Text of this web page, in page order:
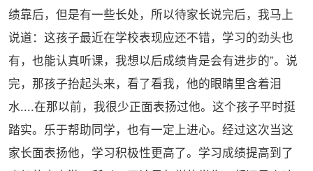
绩靠后，但是有一些长处，所以待家长说完后，我马上
说道：这孩子最近在学校表现应还不错，学习的劲头也
有，也能认真听课，我想以后成绩肯是会有进步的”。说
完，那孩子抬起头来，看了看我，他的眼睛里含着泪
水....在那以前，我很少正面表扬过他。这个孩子平时挺
踏实。乐于帮助同学，也有一定上进心。经过这次当这
家长面表扬他，学习积极性更高了。学习成绩提高到了